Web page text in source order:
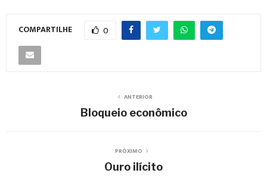
COMPARTILHE 0
ANTERIOR
Bloqueio econômico
PRÓXIMO
Ouro ilícito